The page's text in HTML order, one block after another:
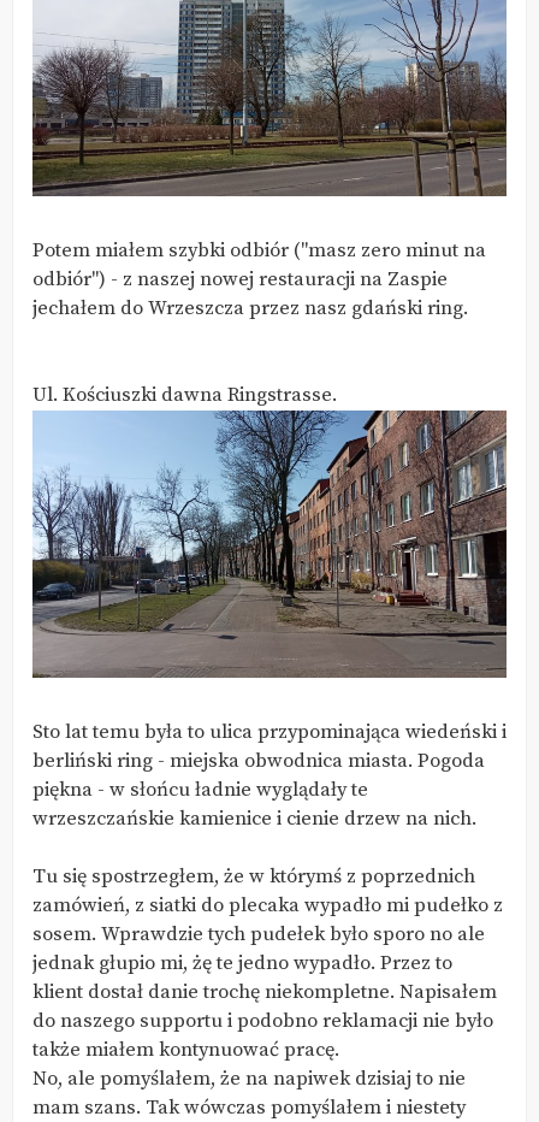
Potem miałem szybki odbiór ("masz zero minut na
odbiór") - z naszej nowej restauracji na Zaspie
jechałem do Wrzeszcza przez nasz gdański ring.
Ul. Kościuszki dawna Ringstrasse.
Sto lat temu była to ulica przypominająca wiedeński i
berliński ring - miejska obwodnica miasta. Pogoda
piękna - w słońcu ładnie wyglądały te
wrzeszczańskie kamienice i cienie drzew na nich.
Tu się spostrzegłem, że w którymś z poprzednich
zamówień, z siatki do plecaka wypadło mi pudełko z
sosem. Wprawdzie tych pudełek było sporo no ale
jednak głupio mi, żę te jedno wypadło. Przez to
klient dostał danie trochę niekompletne. Napisałem
do naszego supportu i podobno reklamacji nie było
także miałem kontynuować pracę.
No, ale pomyślałem, że na napiwek dzisiaj to nie
mam szans. Tak wówczas pomyślałem i niestety